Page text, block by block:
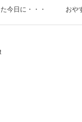
また今日に・・・